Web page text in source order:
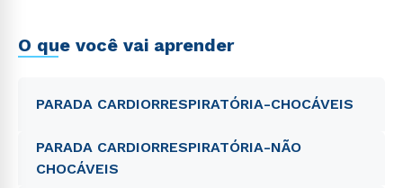
O que você vai aprender
PARADA CARDIORRESPIRATÓRIA-CHOCÁVEIS
PARADA CARDIORRESPIRATÓRIA-NÃO
CHOCÁVEIS